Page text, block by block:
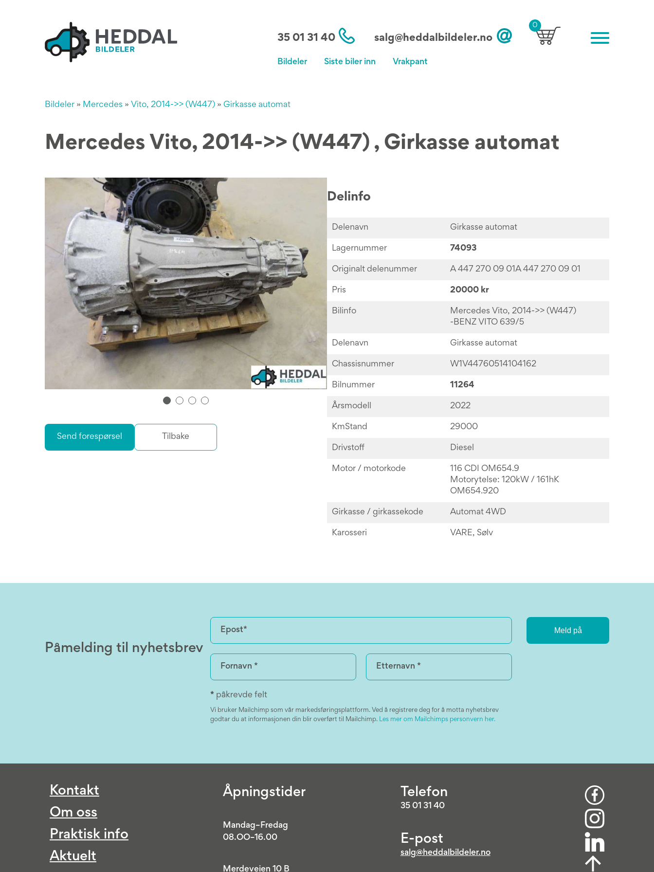
35 01 31 40 salg@heddalbildeler.no
0
Bildeler Siste biler inn Vrakpant
Bildeler » Mercedes » Vito, 2014->> (W447) » Girkasse automat
Mercedes Vito, 2014->> (W447) , Girkasse automat
Send forespørsel Tilbake
Delinfo
Delenavn Girkasse automat
Lagernummer 74093
Originalt delenummer A 447 270 09 01A 447 270 09 01
Pris 20000 kr
Bilinfo
Mercedes Vito, 2014->> (W447)
-BENZ VITO 639/5
Delenavn Girkasse automat
Chassisnummer W1V44760514104162
Bilnummer 11264
Årsmodell 2022
KmStand 29000
Drivstoff Diesel
Motor / motorkode
116 CDI OM654.9
Motorytelse: 120kW / 161hK
OM654.920
Girkasse / girkassekode Automat 4WD
Karosseri VARE, Sølv
Påmelding til nyhetsbrev
* påkrevde felt
Vi bruker Mailchimp som vår markedsføringsplattform. Ved å registrere deg for å motta nyhetsbrev
godtar du at informasjonen din blir overført til Mailchimp. Les mer om Mailchimps personvern her.
Kontakt
Om oss
Praktisk info
Aktuelt
Åpningstider
Mandag–Fredag
08.OO–16.00
Merdeveien 10 B
Telefon
35 01 31 40
E-post
salg@heddalbildeler.no